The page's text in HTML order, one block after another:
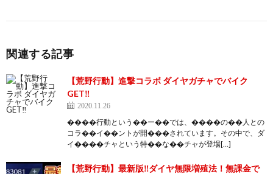
関連する記事
【荒野行動】進撃コラボ ダイヤガチャでバイク
GET‼️
2020.11.26
����行動という��ー��では、����の��人との
コラ��イ��ントが開���されています。その中で、ダ
イ����チャという特��な��チャが登場[…]
【荒野行動】最新版‼ダイヤ無限増殖法！無課金で